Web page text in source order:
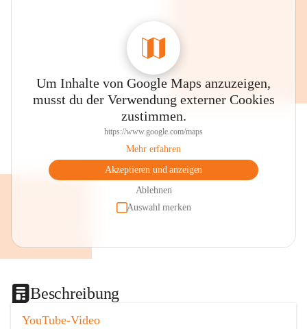
Um Inhalte von Google Maps anzuzeigen,
musst du der Verwendung externer Cookies
zustimmen.
https://www.google.com/maps
Mehr erfahren
Akzeptieren und anzeigen
Ablehnen
Auswahl merken
Beschreibung
YouTube-Video